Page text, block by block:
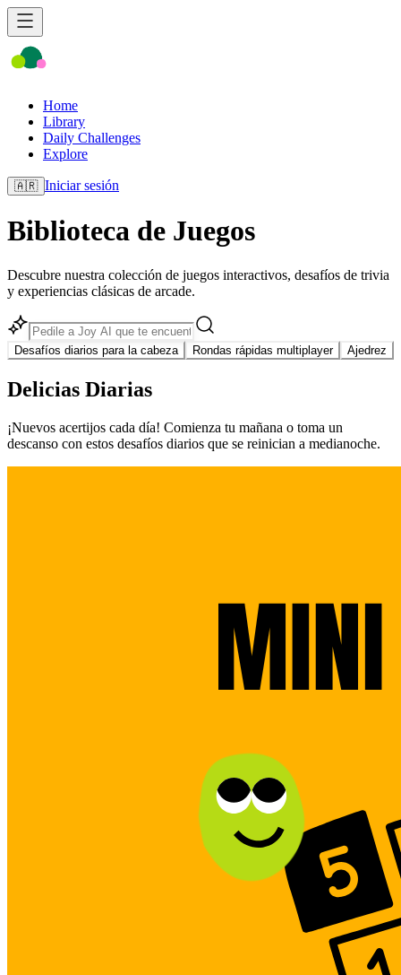
Home
Library
Daily Challenges
Explore
🇦🇷 Iniciar sesión
Biblioteca de Juegos
Descubre nuestra colección de juegos interactivos, desafíos de trivia
y experiencias clásicas de arcade.
Desafíos diarios para la cabeza Rondas rápidas multiplayer Ajedrez
Delicias Diarias
¡Nuevos acertijos cada día! Comienza tu mañana o toma un
descanso con estos desafíos diarios que se reinician a medianoche.